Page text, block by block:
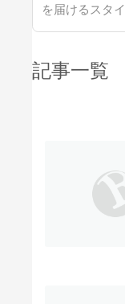
を届けるスタ
記事一覧